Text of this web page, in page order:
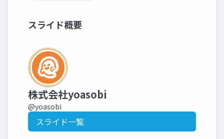
スライド概要
株式会社yoasobi
@yoasobi
スライド一覧